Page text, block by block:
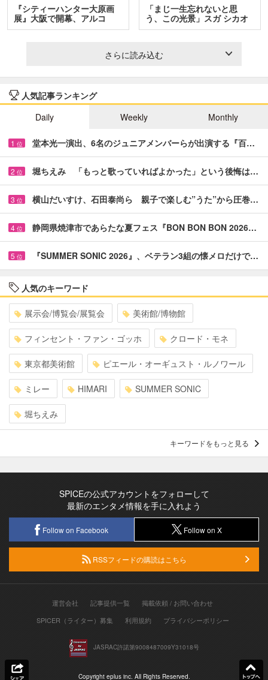
『シティーハンター大原画
展』大阪で開幕、アルコ
＆…
「まじ一生忘れないと思
う、この光景」スガ シカオ
と…
さらに読み込む
人気記事ランキング
Daily
Weekly Monthly
1 位 堂本光一演出、6名のジュニアメンバーらが出演する『百…
2 位 堀ちえみ 「もっと歌っていればよかった」という後悔は…
3 位 横山だいすけ、石田泰尚ら 親子で楽しむ”うた”から圧巻…
4 位 静岡県焼津市であらたな夏フェス『BON BON BON 2026…
5 位 『SUMMER SONIC 2026』、ベテラン3組の懐メロだけで…
人気のキーワード
展示会/博覧会/展覧会 美術館/博物館
フィンセント・ファン・ゴッホ クロード・モネ
東京都美術館 ピエール・オーギュスト・ルノワール
ミレー HIMARI SUMMER SONIC
堀ちえみ
キーワードをもっと見る
SPICEの公式アカウントをフォローして
最新のエンタメ情報を手に入れよう
Follow on Facebook Follow on X
RSSフィードの購読はこちら
運営会社 記事提供一覧
掲載依頼 / お問い合わせ
SPICER（ライター）募集
利用規約 プライバシーポリシー
JASRAC許諾第9008487009Y31018号
Copyright eplus inc. All Rights Reserved.